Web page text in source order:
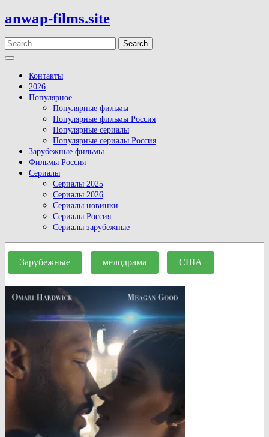
Skip
to
content
anwap-films.site
Search
Open
Button
Контакты
2026
Популярное
Популярные фильмы
Популярные фильмы Россия
Популярные сериалы
Популярные сериалы Россия
Зарубежные фильмы
Фильмы Россия
Сериалы
Сериалы 2025
Сериалы 2026
Сериалы новинки
Сериалы Россия
Сериалы зарубежные
Close
Button
Зарубежные мелодрама США